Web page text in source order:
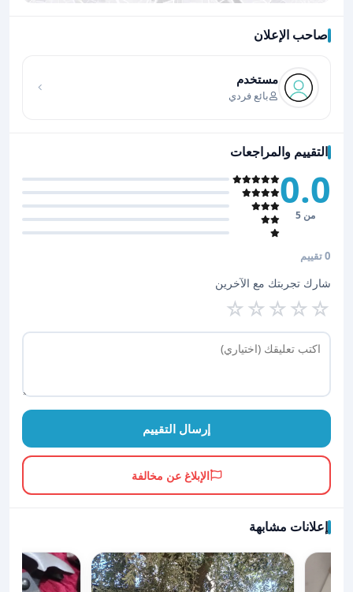
صاحب الإعلان
مستخدم
بائع فردي
التقييم والمراجعات
0.0
من 5
0 تقييم
شارك تجربتك مع الآخرين
☆
☆
☆
☆
☆
إرسال التقييم
الإبلاغ عن مخالفة
إعلانات مشابهة